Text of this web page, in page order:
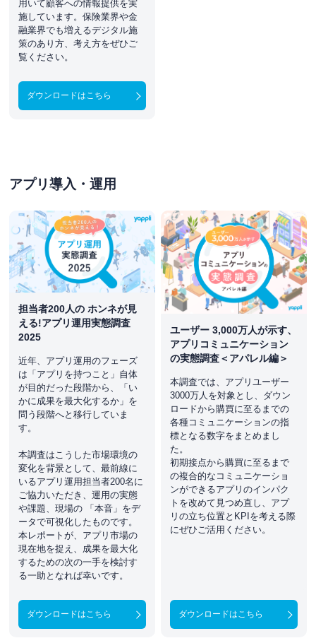
用いて顧客への情報提供を実
施しています。保険業界や金
融業界でも増えるデジタル施
策のあり方、考え方をぜひご
覧ください。
ダウンロードはこちら
アプリ導入・運用
担当者200人の ホンネが見
える!アプリ運用実態調査
2025
近年、アプリ運用のフェーズ
は「アプリを持つこと」自体
が目的だった段階から、「い
かに成果を最大化するか」を
問う段階へと移行していま
す。
本調査はこうした市場環境の
変化を背景として、最前線に
いるアプリ運用担当者200名に
ご協力いただき、運用の実態
や課題、現場の 「本音」をデ
ータで可視化したものです。
本レポートが、アプリ市場の
現在地を捉え、成果を最大化
するための次の一手を検討す
る一助となれば幸いです。
ダウンロードはこちら
ユーザー 3,000万人が示す、
アプリコミュニケーション
の実態調査＜アパレル編＞
本調査では、アプリユーザー
3000万人を対象とし、ダウン
ロードから購買に至るまでの
各種コミュニケーションの指
標となる数字をまとめまし
た。
初期接点から購買に至るまで
の複合的なコミュニケーショ
ンができるアプリのインパク
トを改めて見つめ直し、アプ
リの立ち位置とKPIを考える際
にぜひご活用ください。
ダウンロードはこちら